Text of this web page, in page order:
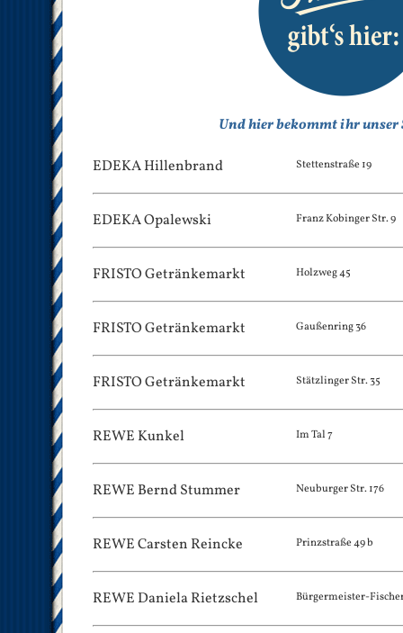
Und hier bekommt ihr
EDEKA Hillenbrand Stettenstraße 19
EDEKA Opalewski Franz Kobinger Str. 9
FRISTO Getränkemarkt Holzweg 45
FRISTO Getränkemarkt Gaußenring 36
FRISTO Getränkemarkt Stätzlinger Str. 35
REWE Kunkel Im Tal 7
REWE Bernd Stummer Neuburger Str. 176
REWE Carsten Reincke Prinzstraße 49 b
REWE Daniela Rietzschel Bürgermeister-